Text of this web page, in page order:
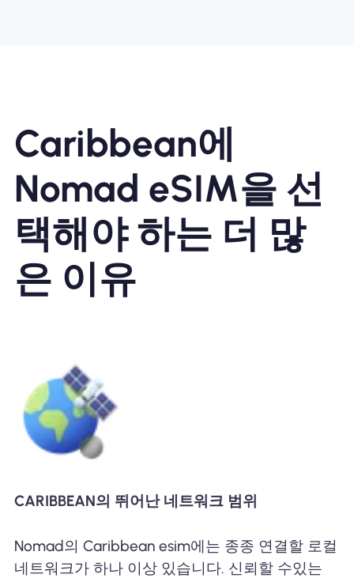
Caribbean에
Nomad eSIM을 선
택해야 하는 더 많
은 이유
CARIBBEAN의 뛰어난 네트워크 범위
Nomad의 Caribbean esim에는 종종 연결할 로컬
네트워크가 하나 이상 있습니다. 신뢰할 수있는